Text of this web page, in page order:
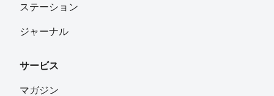
ステーション
ジャーナル
サービス
マガジン